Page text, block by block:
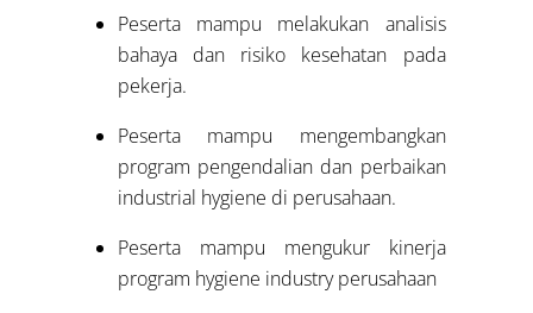
Peserta mampu melakukan analisis
bahaya dan risiko kesehatan pada
pekerja.
Peserta mampu mengembangkan
program pengendalian dan perbaikan
industrial hygiene di perusahaan.
Peserta mampu mengukur kinerja
program hygiene industry perusahaan